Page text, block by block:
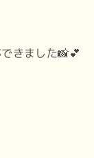
きました📸💕